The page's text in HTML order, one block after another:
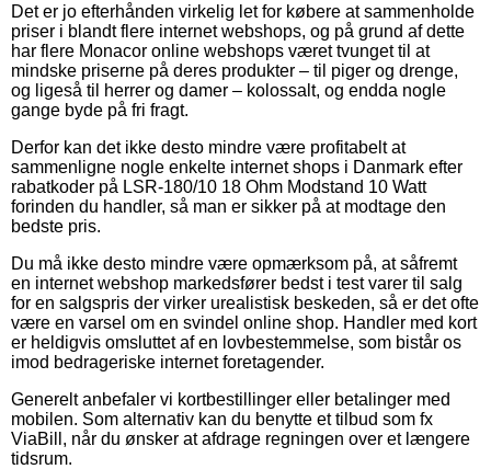
Det er jo efterhånden virkelig let for købere at sammenholde
priser i blandt flere internet webshops, og på grund af dette
har flere Monacor online webshops været tvunget til at
mindske priserne på deres produkter – til piger og drenge,
og ligeså til herrer og damer – kolossalt, og endda nogle
gange byde på fri fragt.
Derfor kan det ikke desto mindre være profitabelt at
sammenligne nogle enkelte internet shops i Danmark efter
rabatkoder på LSR-180/10 18 Ohm Modstand 10 Watt
forinden du handler, så man er sikker på at modtage den
bedste pris.
Du må ikke desto mindre være opmærksom på, at såfremt
en internet webshop markedsfører bedst i test varer til salg
for en salgspris der virker urealistisk beskeden, så er det ofte
være en varsel om en svindel online shop. Handler med kort
er heldigvis omsluttet af en lovbestemmelse, som bistår os
imod bedrageriske internet foretagender.
Generelt anbefaler vi kortbestillinger eller betalinger med
mobilen. Som alternativ kan du benytte et tilbud som fx
ViaBill, når du ønsker at afdrage regningen over et længere
tidsrum.